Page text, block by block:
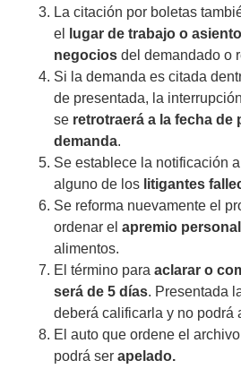
La citación por boletas
el
lugar de trabajo o
negocios del demandado o
Si la demanda es citada
de presentada, la
se retrotraerá a la fecha de
demanda.
Se establece la notificación
alguno de los litigantes
Se reforma nuevamente el
ordenar el apremio personal
alimentos.
El término para aclarar o
será de 5 días. Presentada
deberá calificarla y no podrá
El auto que ordene el
podrá ser apelado.